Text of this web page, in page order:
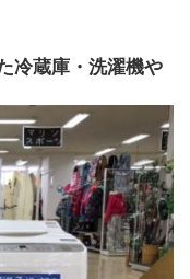
冷蔵庫・洗濯機や